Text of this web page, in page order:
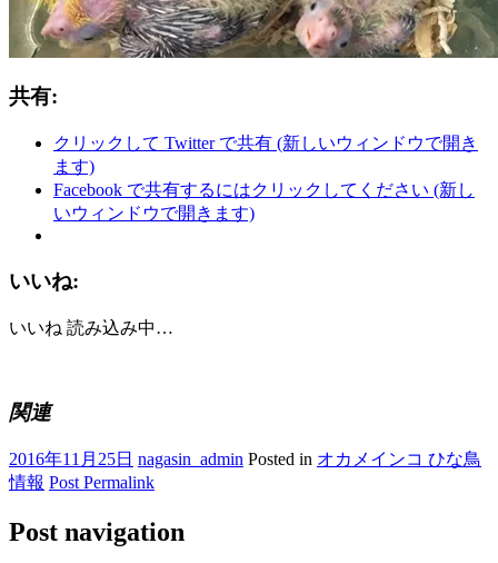
共有:
クリックして Twitter で共有 (新しいウィンドウで開き
ます)
Facebook で共有するにはクリックしてください (新し
いウィンドウで開きます)
いいね:
いいね 読み込み中…
関連
2016年11月25日 nagasin_admin Posted in オカメインコ ひな鳥
情報 Post Permalink
Post navigation